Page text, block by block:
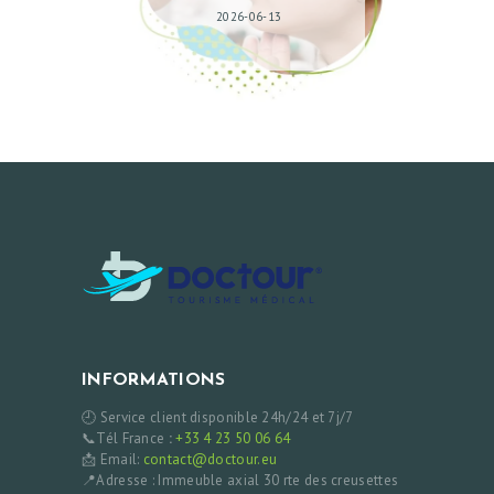
2026-06-13
INFORMATIONS
🕘 Service client disponible 24h/24 et 7j/7
📞Tél France :+33 4 23 50 06 64
📩 Email: contact@doctour.eu
📍Adresse : Immeuble axial 30 rte des creusettes